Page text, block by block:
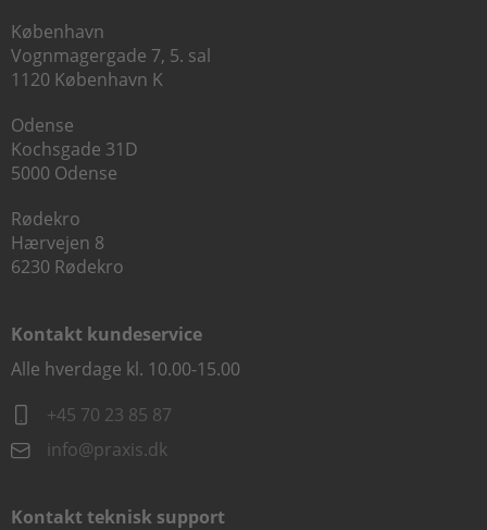
København
Vognmagergade 7, 5. sal
1120 København K
Odense
Kochsgade 31D
5000 Odense
Rødekro
Hærvejen 8
6230 Rødekro
Kontakt kundeservice
Alle hverdage kl. 10.00-15.00
+45 70 23 85 87
info@praxis.dk
Kontakt teknisk support